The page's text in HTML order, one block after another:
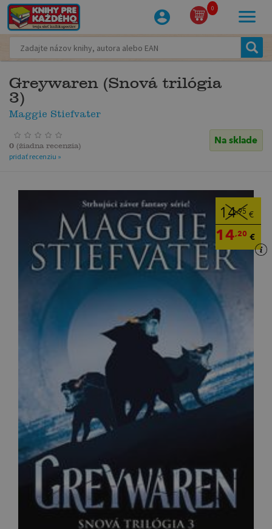
0
Greywaren (Snová trilógia
3)
Maggie Stiefvater
Na sklade
0 (žiadna recenzia)
pridať recenziu »
14,95 €
14,20 €